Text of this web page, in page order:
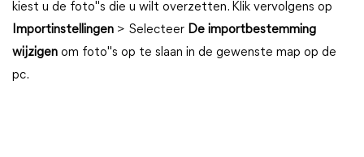
kiest u de foto"s die u wilt overzetten. Klik vervolgens op
Importinstellingen > Selecteer De importbestemming
wijzigen om foto"s op te slaan in de gewenste map op de
pc.